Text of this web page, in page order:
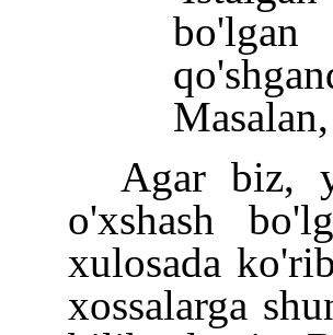
Agar biz,
o'xshash
xulosada
xossalarga